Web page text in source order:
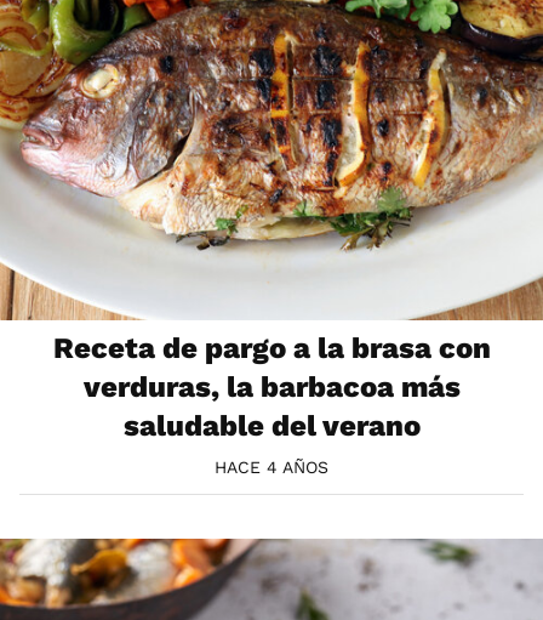
Receta de pargo a la brasa con
verduras, la barbacoa más
saludable del verano
HACE 4 AÑOS